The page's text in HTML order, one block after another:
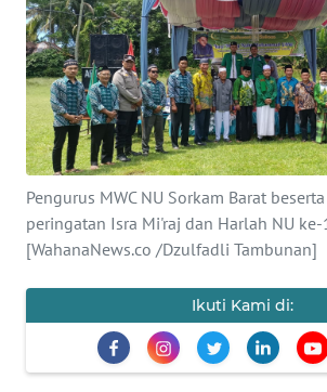
Pengurus MWC NU Sorkam Barat
peringatan Isra Mi'raj dan Harlah NU ke-
[WahanaNews.co /Dzulfadli Tambunan]
Ikuti Kami di:
Informasi
INDEKS
BERITA
KONTAK
KAMI
INFO
IKLAN
KAMI
PEDOMAN